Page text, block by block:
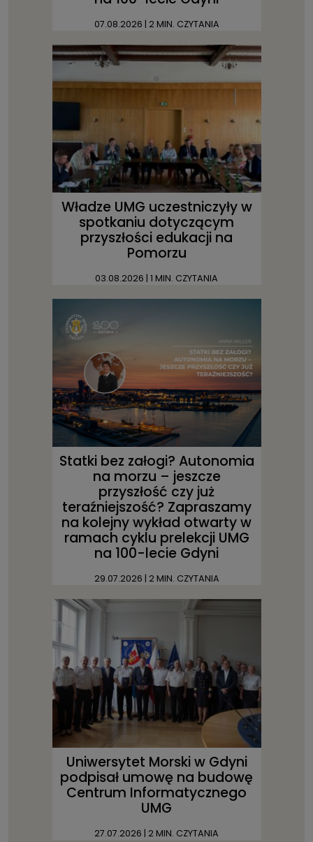
07.08.2026 | 2 MIN. CZYTANIA
Władze UMG uczestniczyły w
spotkaniu dotyczącym
przyszłości edukacji na
Pomorzu
03.08.2026 | 1 MIN. CZYTANIA
Statki bez załogi? Autonomia
na morzu – jeszcze
przyszłość czy już
teraźniejszość? Zapraszamy
na kolejny wykład otwarty w
ramach cyklu prelekcji UMG
na 100-lecie Gdyni
29.07.2026 | 2 MIN. CZYTANIA
Uniwersytet Morski w Gdyni
podpisał umowę na budowę
Centrum Informatycznego
UMG
27.07.2026 | 2 MIN. CZYTANIA